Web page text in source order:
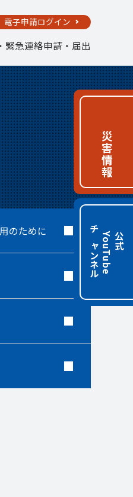
電子申請ログイン
緊急連絡申請・届出
災害情報
公
式
Y
o
u
T
u
b
e
チャンネル
のために